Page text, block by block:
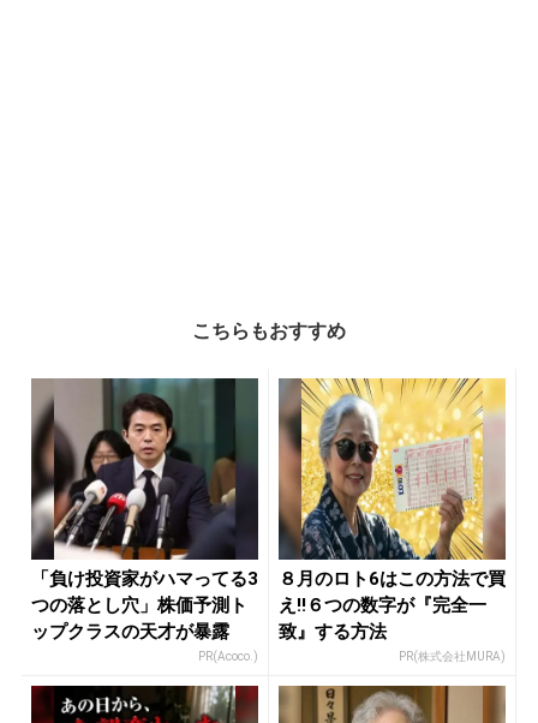
こちらもおすすめ
「負け投資家がハマってる3
つの落とし穴」株価予測ト
ップクラスの天才が暴露
PR(Acoco.)
８月のロト6はこの方法で買
え!!６つの数字が『完全一
致』する方法
PR(株式会社MURA)